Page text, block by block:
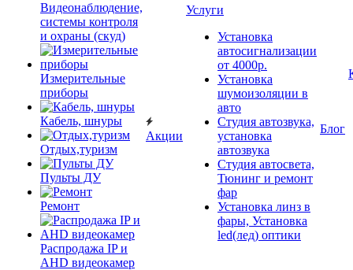
Видеонаблюдение,
системы контроля
и охраны (скуд)
Измерительные
приборы
Кабель, шнуры
Отдых,туризм
Пульты ДУ
Ремонт
Распродажа IP и
AHD видеокамер
Акции
Услуги
Установка
автосигнализации
от 4000р.
Установка
шумоизоляции в
авто
Студия автозвука,
установка
автозвука
Студия автосвета,
Тюнинг и ремонт
фар
Установка линз в
фары, Установка
led(лед) оптики
Блог